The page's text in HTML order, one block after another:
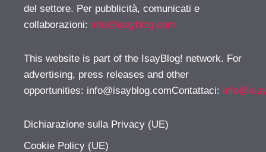
del settore. Per pubblicità, comunicati e
collaborazioni: info@isayblog.com
This website is part of the IsayBlog! network. For
advertising, press releases and other
opportunities: info@isayblog.comContattaci:
Dichiarazione sulla Privacy (UE)
Cookie Policy (UE)